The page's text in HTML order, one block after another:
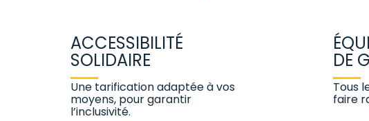
ACCESSIBILITÉ
SOLIDAIRE
Une tarification adaptée à vos
moyens, pour garantir
l’inclusivité.
DE
Tous
faire